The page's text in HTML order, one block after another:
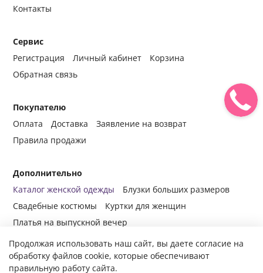
Контакты
Сервис
Регистрация
Личный кабинет
Корзина
Обратная связь
Покупателю
Оплата
Доставка
Заявление на возврат
Правила продажи
Дополнительно
Каталог женской одежды
Блузки больших размеров
Свадебные костюмы
Куртки для женщин
Платья на выпускной вечер
© 2014-2024 Все права защищены.
Продолжая использовать наш сайт, вы даете согласие на
обработку файлов cookie, которые обеспечивают
правильную работу сайта.